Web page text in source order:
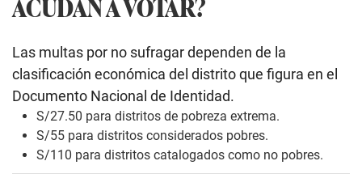
Las multas por no sufragar dependen de la
clasificación económica del distrito que figura en el
Documento Nacional de Identidad.
S/27.50 para distritos de pobreza extrema.
S/55 para distritos considerados pobres.
S/110 para distritos catalogados como no pobres.